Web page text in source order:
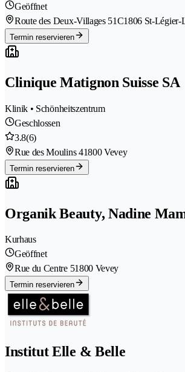
Geöffnet
Route des Deux-Villages 51C1806 St-Légier-
Termin reservieren
Clinique Matignon Suisse SA
Klinik • Schönheitszentrum
Geschlossen
3.8(6)
Rue des Moulins 41800 Vevey
Termin reservieren
Organik Beauty, Nadine
Kurhaus
Geöffnet
Rue du Centre 51800 Vevey
Termin reservieren
Institut Elle & Belle